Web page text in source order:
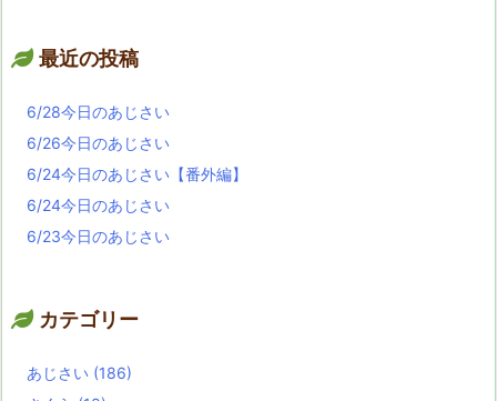
最近の投稿
6/28今日のあじさい
6/26今日のあじさい
6/24今日のあじさい【番外編】
6/24今日のあじさい
6/23今日のあじさい
カテゴリー
あじさい (186)